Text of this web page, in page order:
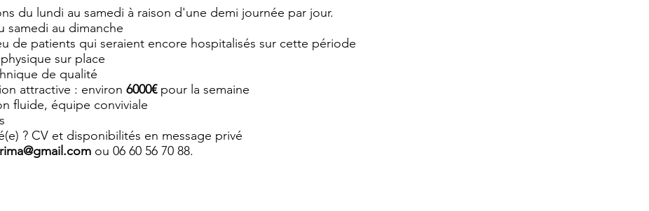
du lundi au samedi à raison d'une demi journée par jour.
samedi au dimanche
de patients qui seraient encore hospitalisés sur cette période
sur place
de qualité
attractive : environ 6000€pour la semaine
fluide, équipe conviviale
? CV et disponibilités en message privé
ou 06 60 56 70 88.